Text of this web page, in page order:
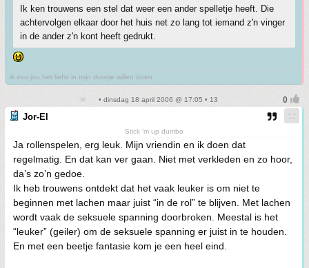
Ik ken trouwens een stel dat weer een ander spelletje heeft. Die
achtervolgen elkaar door het huis net zo lang tot iemand z'n vinger
in de ander z'n kont heeft gedrukt.
ik zou jou het liefst in mijn doosje willen doen
• dinsdag 18 april 2006 @ 17:05 • 13
Jor-El
Stick 'm up dumbo
Ja rollenspelen, erg leuk. Mijn vriendin en ik doen dat
regelmatig. En dat kan ver gaan. Niet met verkleden en zo hoor,
da’s zo’n gedoe.
Ik heb trouwens ontdekt dat het vaak leuker is om niet te
beginnen met lachen maar juist “in de rol” te blijven. Met lachen
wordt vaak de seksuele spanning doorbroken. Meestal is het
“leuker” (geiler) om de seksuele spanning er juist in te houden.
En met een beetje fantasie kom je een heel eind.